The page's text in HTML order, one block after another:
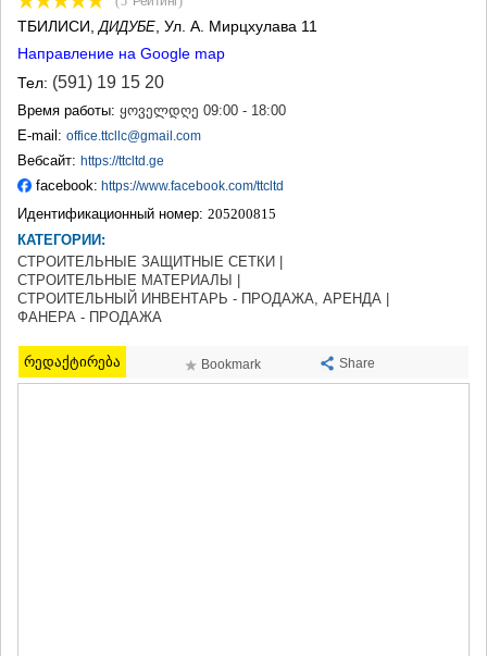
САМТРЕДИА
САЧХЕРЕ
ТКИБУЛИ
КУТАИСИ
ХАРАГАУЛИ
ХОНИ
КАХЕТИЯ
АХМЕТА
ГУРДЖААНИ
ДЕДОПЛИСЦКАРО
ТЕЛАВИ
ЛАГОДЕХИ
САГАРЕДЖО
СИГНАГИ
ТБИЛИСИ ДИДУБЕ , Ул. А. Мирцхулава 11
Направление на Google map
Тел: (591) 19 15 20
Время работы: ყოველდღე 09:00 - 18:00
E-mail: office.ttcllc@gmail.com
Вебсайт: https://ttcltd.ge
facebook: https://www.facebook.com/ttcltd
Идентификационный номер: 205200815
КАТЕГОРИИ:
СТРОИТЕЛЬНЫЕ ЗАЩИТНЫЕ СЕТКИ |
СТРОИТЕЛЬНЫЕ МАТЕРИАЛЫ |
СТРОИТЕЛЬНЫЙ ИНВЕНТАРЬ - ПРОДАЖА, АРЕНДА |
ФАНЕРА - ПРОДАЖА
რედაქტირება Bookmark Share